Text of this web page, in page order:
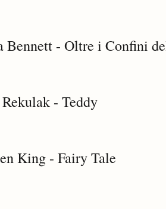
Bennett - Oltre i Confini
Rekulak - Teddy
King - Fairy Tale